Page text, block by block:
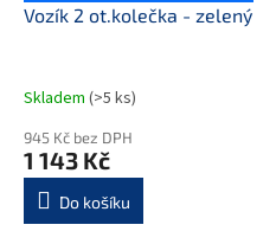
Vozík 2 ot.kolečka - zelený
Skladem (>5 ks)
945 Kč bez DPH
1 143 Kč
Do košíku